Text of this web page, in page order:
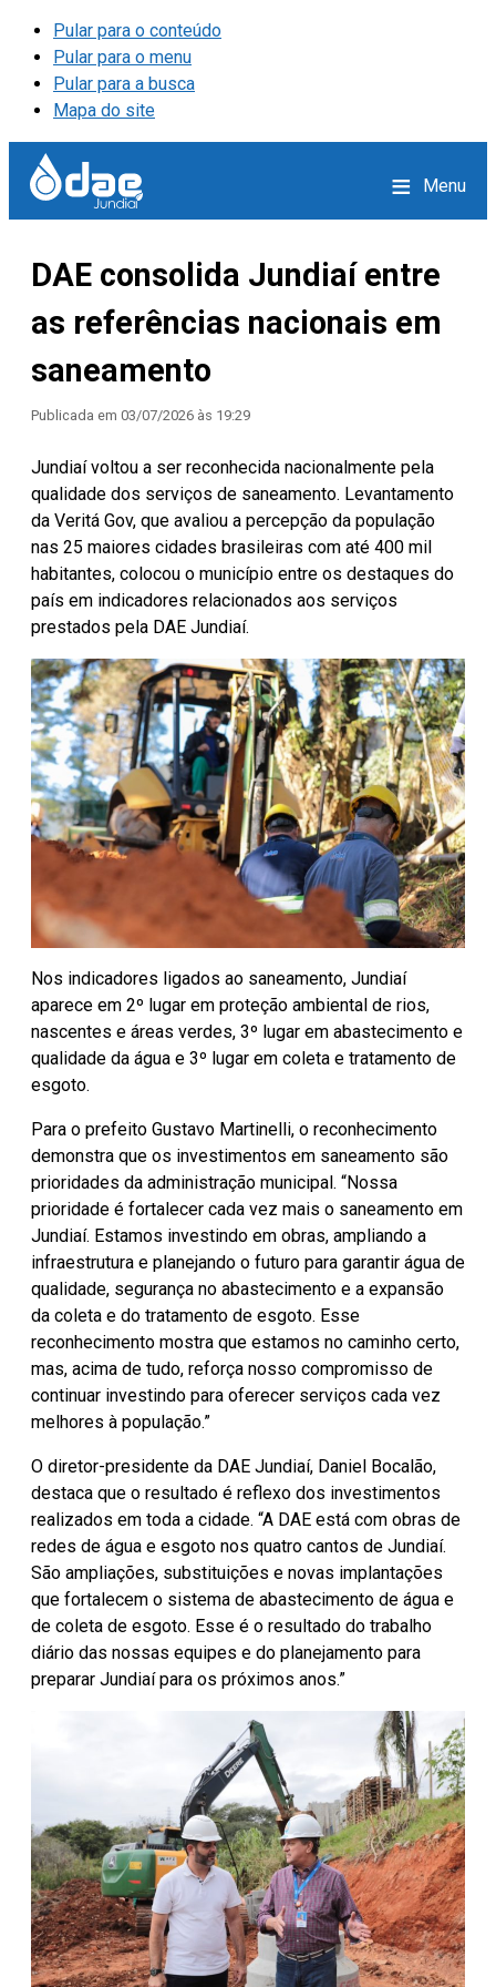
Pular para o conteúdo
Pular para o menu
Pular para a busca
Mapa do site
≡ Menu
DAE consolida Jundiaí entre
as referências nacionais em
saneamento
Publicada em 03/07/2026 às 19:29
Jundiaí voltou a ser reconhecida nacionalmente pela
qualidade dos serviços de saneamento. Levantamento
da Veritá Gov, que avaliou a percepção da população
nas 25 maiores cidades brasileiras com até 400 mil
habitantes, colocou o município entre os destaques do
país em indicadores relacionados aos serviços
prestados pela DAE Jundiaí.
Nos indicadores ligados ao saneamento, Jundiaí
aparece em 2º lugar em proteção ambiental de rios,
nascentes e áreas verdes, 3º lugar em abastecimento e
qualidade da água e 3º lugar em coleta e tratamento de
esgoto.
Para o prefeito Gustavo Martinelli, o reconhecimento
demonstra que os investimentos em saneamento são
prioridades da administração municipal. “Nossa
prioridade é fortalecer cada vez mais o saneamento em
Jundiaí. Estamos investindo em obras, ampliando a
infraestrutura e planejando o futuro para garantir água de
qualidade, segurança no abastecimento e a expansão
da coleta e do tratamento de esgoto. Esse
reconhecimento mostra que estamos no caminho certo,
mas, acima de tudo, reforça nosso compromisso de
continuar investindo para oferecer serviços cada vez
melhores à população.”
O diretor-presidente da DAE Jundiaí, Daniel Bocalão,
destaca que o resultado é reflexo dos investimentos
realizados em toda a cidade. “A DAE está com obras de
redes de água e esgoto nos quatro cantos de Jundiaí.
São ampliações, substituições e novas implantações
que fortalecem o sistema de abastecimento de água e
de coleta de esgoto. Esse é o resultado do trabalho
diário das nossas equipes e do planejamento para
preparar Jundiaí para os próximos anos.”